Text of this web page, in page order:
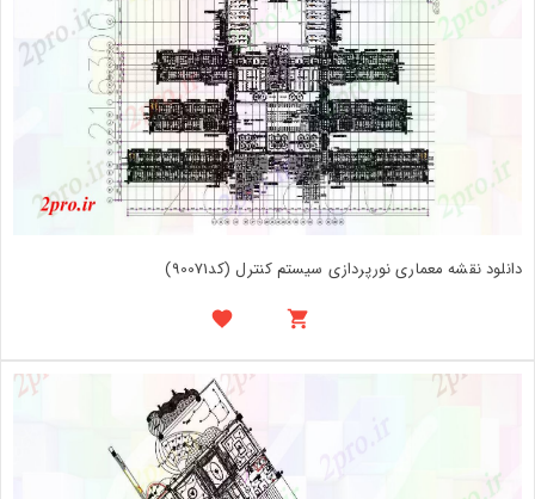
دانلود نقشه معماری نورپردازی سیستم کنترل (کد90071)